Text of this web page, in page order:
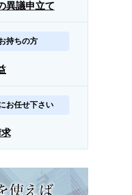
異議申立て
持ちの方
お任せ下さい